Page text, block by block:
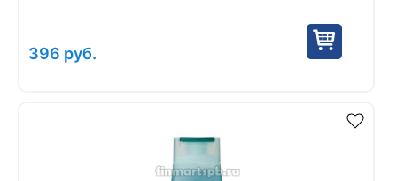
396 руб.